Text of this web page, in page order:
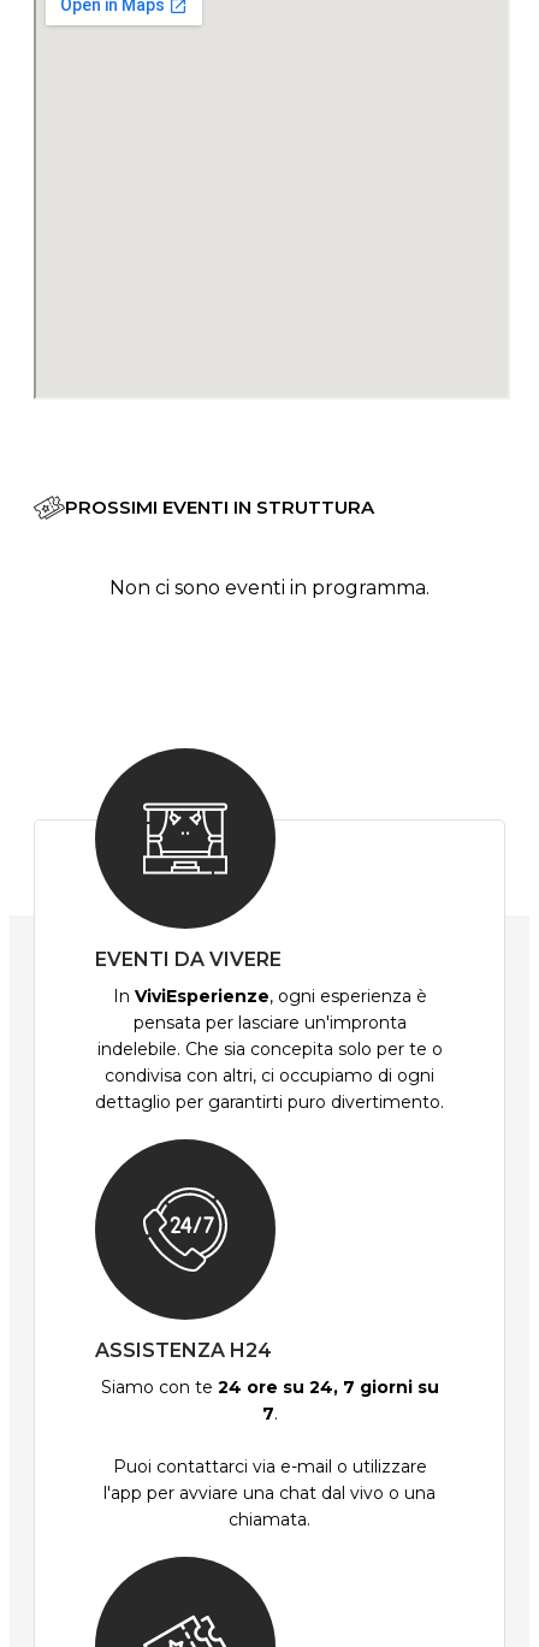
PROSSIMI EVENTI IN STRUTTURA
Non ci sono eventi in programma.
EVENTI DA VIVERE
In ViviEsperienze, ogni esperienza è
pensata per lasciare un'impronta
indelebile. Che sia concepita solo per te o
condivisa con altri, ci occupiamo di ogni
dettaglio per garantirti puro divertimento.
ASSISTENZA H24
Siamo con te 24 ore su 24, 7 giorni su
7.
Puoi contattarci via e-mail o utilizzare
l'app per avviare una chat dal vivo o una
chiamata.